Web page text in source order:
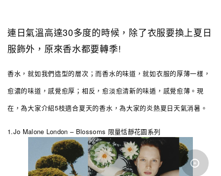
連日氣溫高達30多度的時候，除了衣服要換上夏日
服飾外，原來香水都要轉季!
香水，就如我們造型的層次；而香水的味道，就如衣服的厚薄一樣，
愈濃的味道，感覺愈厚；相反，愈淡愈清新的味遁，感覺愈薄。現
在，為大家介紹5枝適合夏天的香水，為大家的炎熱夏日天氣消暑。
1.Jo Malone London – Blossoms 限量恬靜花園系列